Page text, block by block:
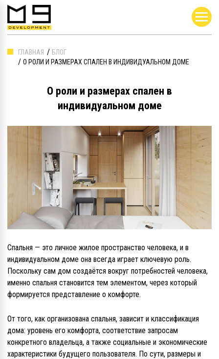
ГЛАВНАЯ
БЛОГ
О РОЛИ И РАЗМЕРАХ СПАЛЕН В ИНДИВИДУАЛЬНОМ ДОМЕ
О роли и размерах спален в
индивидуальном доме
Спальня — это личное жилое пространство человека, и в
индивидуальном доме она всегда играет ключевую роль.
Поскольку сам дом создаётся вокруг потребностей человека,
именно спальня становится тем элементом, через который
формируется представление о комфорте.
От того, как организована спальня, зависит и классификация
дома: уровень его комфорта, соответствие запросам
конкретного владельца, а также социальные и экономические
характеристики будущего пользователя. По сути, размеры и